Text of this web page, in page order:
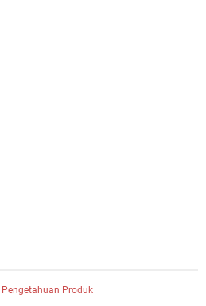
Pengetahuan Produk